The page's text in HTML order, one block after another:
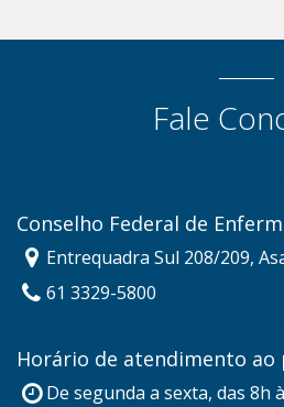
Fale
Conselho Federal de
Entrequadra Sul 208/209,
61 3329-5800
Horário de atendimento ao
De segunda a sexta, das 8h